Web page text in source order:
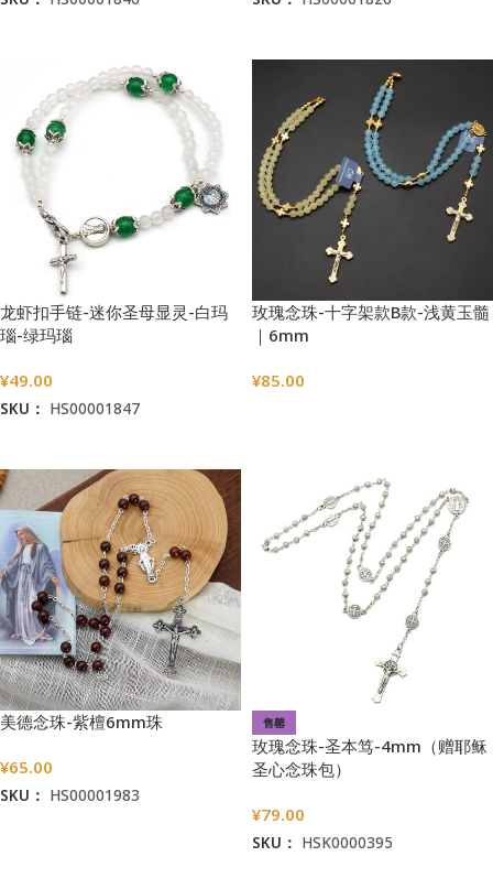
龙虾扣手链-迷你圣母显灵-白玛
瑙-绿玛瑙
¥49.00
SKU： HS00001847
玫瑰念珠-十字架款B款-浅黄玉髓
｜6mm
¥85.00
美德念珠-紫檀6mm珠
¥65.00
SKU： HS00001983
售罄
玫瑰念珠-圣本笃-4mm（赠耶稣
圣心念珠包）
¥79.00
SKU： HSK0000395